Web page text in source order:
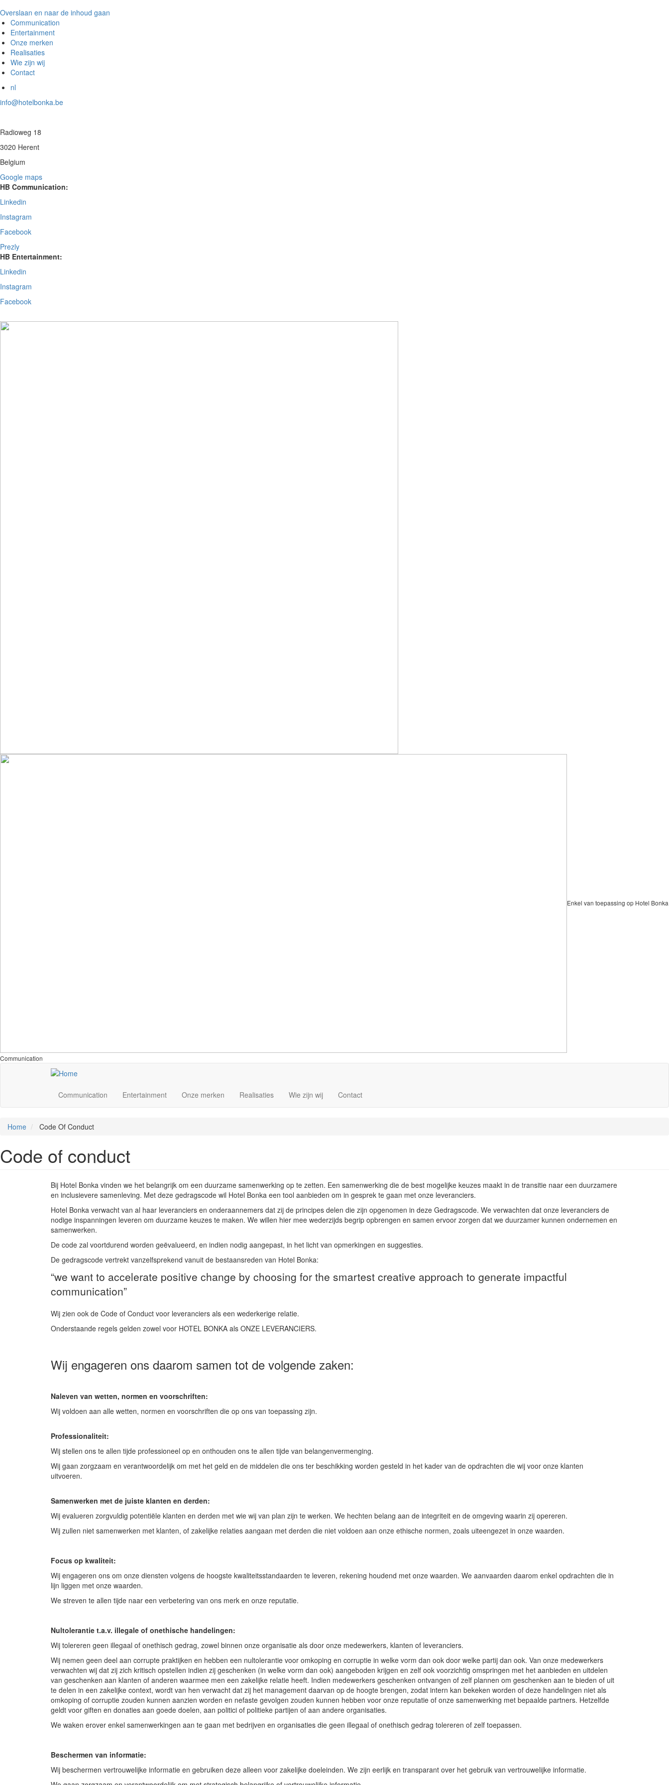
Overslaan en naar de inhoud gaan
Communication
Entertainment
Onze merken
Realisaties
Wie zijn wij
Contact
nl
info@hotelbonka.be
Radioweg 18
3020 Herent
Belgium
Google maps
HB Communication:
Linkedin
Instagram
Facebook
Prezly
HB Entertainment:
Linkedin
Instagram
Facebook
Enkel van toepassing op Hotel Bonka
Communication
Communication Entertainment Onze merken Realisaties Wie zijn wij Contact
Home Code Of Conduct
Code of conduct
Bij Hotel Bonka vinden we het belangrijk om een duurzame samenwerking op te zetten. Een samenwerking die de best mogelijke keuzes maakt in de transitie naar een duurzamere
en inclusievere samenleving. Met deze gedragscode wil Hotel Bonka een tool aanbieden om in gesprek te gaan met onze leveranciers.
Hotel Bonka verwacht van al haar leveranciers en onderaannemers dat zij de principes delen die zijn opgenomen in deze Gedragscode. We verwachten dat onze leveranciers de
nodige inspanningen leveren om duurzame keuzes te maken. We willen hier mee wederzijds begrip opbrengen en samen ervoor zorgen dat we duurzamer kunnen ondernemen en
samenwerken.
De code zal voortdurend worden geëvalueerd, en indien nodig aangepast, in het licht van opmerkingen en suggesties.
De gedragscode vertrekt vanzelfsprekend vanuit de bestaansreden van Hotel Bonka:
“we want to accelerate positive change by choosing for the smartest creative approach to generate impactful
communication”
Wij zien ook de Code of Conduct voor leveranciers als een wederkerige relatie.
Onderstaande regels gelden zowel voor HOTEL BONKA als ONZE LEVERANCIERS.
Wij engageren ons daarom samen tot de volgende zaken:
Naleven van wetten, normen en voorschriften:
Wij voldoen aan alle wetten, normen en voorschriften die op ons van toepassing zijn.
Professionaliteit:
Wij stellen ons te allen tijde professioneel op en onthouden ons te allen tijde van belangenvermenging.
Wij gaan zorgzaam en verantwoordelijk om met het geld en de middelen die ons ter beschikking worden gesteld in het kader van de opdrachten die wij voor onze klanten
uitvoeren.
Samenwerken met de juiste klanten en derden:
Wij evalueren zorgvuldig potentiële klanten en derden met wie wij van plan zijn te werken. We hechten belang aan de integriteit en de omgeving waarin zij opereren.
Wij zullen niet samenwerken met klanten, of zakelijke relaties aangaan met derden die niet voldoen aan onze ethische normen, zoals uiteengezet in onze waarden.
Focus op kwaliteit:
Wij engageren ons om onze diensten volgens de hoogste kwaliteitsstandaarden te leveren, rekening houdend met onze waarden. We aanvaarden daarom enkel opdrachten die in
lijn liggen met onze waarden.
We streven te allen tijde naar een verbetering van ons merk en onze reputatie.
Nultolerantie t.a.v. illegale of onethische handelingen:
Wij tolereren geen illegaal of onethisch gedrag, zowel binnen onze organisatie als door onze medewerkers, klanten of leveranciers.
Wij nemen geen deel aan corrupte praktijken en hebben een nultolerantie voor omkoping en corruptie in welke vorm dan ook door welke partij dan ook. Van onze medewerkers
verwachten wij dat zij zich kritisch opstellen indien zij geschenken (in welke vorm dan ook) aangeboden krijgen en zelf ook voorzichtig omspringen met het aanbieden en uitdelen
van geschenken aan klanten of anderen waarmee men een zakelijke relatie heeft. Indien medewerkers geschenken ontvangen of zelf plannen om geschenken aan te bieden of uit
te delen in een zakelijke context, wordt van hen verwacht dat zij het management daarvan op de hoogte brengen, zodat intern kan bekeken worden of deze handelingen niet als
omkoping of corruptie zouden kunnen aanzien worden en nefaste gevolgen zouden kunnen hebben voor onze reputatie of onze samenwerking met bepaalde partners. Hetzelfde
geldt voor giften en donaties aan goede doelen, aan politici of politieke partijen of aan andere organisaties.
We waken erover enkel samenwerkingen aan te gaan met bedrijven en organisaties die geen illegaal of onethisch gedrag tolereren of zelf toepassen.
Beschermen van informatie:
Wij beschermen vertrouwelijke informatie en gebruiken deze alleen voor zakelijke doeleinden. We zijn eerlijk en transparant over het gebruik van vertrouwelijke informatie.